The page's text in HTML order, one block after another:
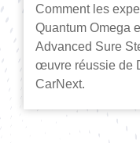
Comment les
Quantum Omega
Advanced Sure
œuvre réussie de
CarNext.